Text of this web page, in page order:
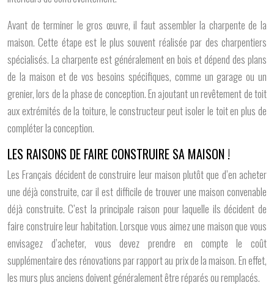
Avant de terminer le gros œuvre, il faut assembler la charpente de la
maison. Cette étape est le plus souvent réalisée par des charpentiers
spécialisés. La charpente est généralement en bois et dépend des plans
de la maison et de vos besoins spécifiques, comme un garage ou un
grenier, lors de la phase de conception. En ajoutant un revêtement de toit
aux extrémités de la toiture, le constructeur peut isoler le toit en plus de
compléter la conception.
LES RAISONS DE FAIRE CONSTRUIRE SA MAISON !
Les Français décident de construire leur maison plutôt que d’en acheter
une déjà construite, car il est difficile de trouver une maison convenable
déjà construite. C’est la principale raison pour laquelle ils décident de
faire construire leur habitation. Lorsque vous aimez une maison que vous
envisagez d’acheter, vous devez prendre en compte le coût
supplémentaire des rénovations par rapport au prix de la maison. En effet,
les murs plus anciens doivent généralement être réparés ou remplacés.